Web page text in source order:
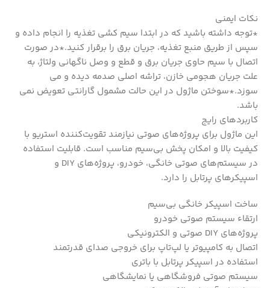
نکات ایمنی
*توجه داشته باشید که در ابتدا سیم کشی تغذیه را انجام داده و
سپس از طریق منبع تغذیه، جریان برق را برقرار کنید.*در صورت
اتصال با سیم حاوی جریان برق و قطع و وصل ناگهانی ولتاژ، به
علت جریان هجومی خازن، تراشه اصلی صدمه دیده و می
سوزد.*سوختن ماژول در این حالت مشمول گارانتی تعویض نمی
باشد.
کاربردهای رایج
این ماژول برای پروژه‌های صوتی نیازمند تقویت‌کننده استریو با
کیفیت بالا و امکان پخش بی‌سیم مناسب است. قابلیت استفاده
در سیستم‌های صوتی خانگی، خودرو، پروژه‌های DIY و
اسپیکرهای پرتابل را دارد.
ساخت اسپیکر خانگی بی‌سیم
ارتقاء سیستم صوتی خودرو
پروژه‌های DIY صوتی و الکترونیکی
اتصال به کامپیوتر یا لپ‌تاپ برای خروجی صدای قدرتمند
استفاده در اسپیکر پرتابل با باتری
سیستم صوتی فروشگاهی یا نمایشگاهی